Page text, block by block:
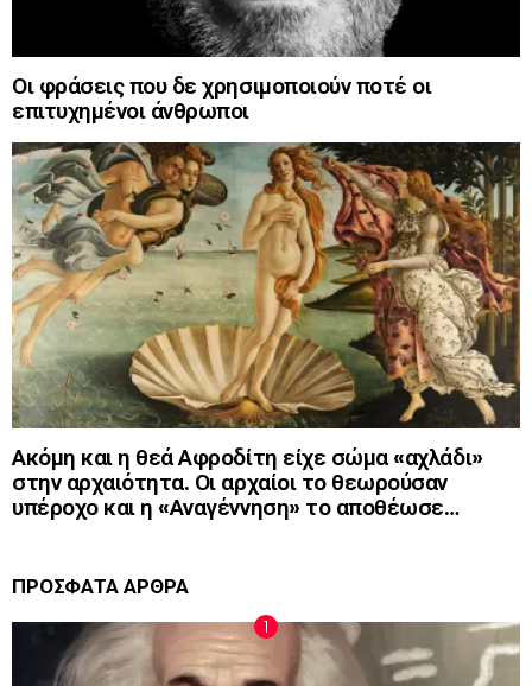
Οι φράσεις που δε χρησιμοποιούν ποτέ οι
επιτυχημένοι άνθρωποι
Ακόμη και η θεά Αφροδίτη είχε σώμα «αχλάδι»
στην αρχαιότητα. Οι αρχαίοι το θεωρούσαν
υπέροχο και η «Αναγέννηση» το αποθέωσε…
ΠΡΟΣΦΑΤΑ ΑΡΘΡΑ